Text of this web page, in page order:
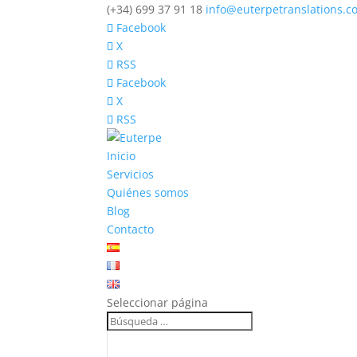
(+34) 699 37 91 18
Facebook
X
RSS
Facebook
X
RSS
Inicio
Servicios
Quiénes somos
Blog
Contacto
Seleccionar página